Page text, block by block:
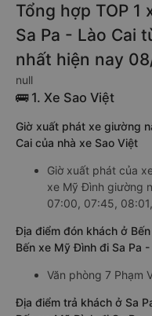
Tổng hợp TOP
Sa Pa - Lào Cai
nhất hiện nay
null
🚌 1. Xe Sao Việt
Giờ xuất phát xe giường
Cai của nhà xe Sao Việt
Giờ xuất phát của
xe Mỹ Đình giường
07:00, 07:45,
Địa điểm đón khách ở
Bến xe Mỹ Đình đi Sa Pa
Văn phòng 7 Phạm
Địa điểm trả khách ở Sa